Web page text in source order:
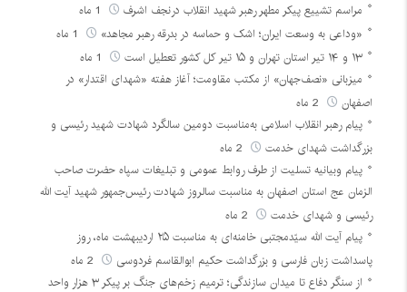
مراسم تشییع پیکر مطهر رهبر شهید انقلاب درنجف اشرف
«وداعی به وسعت ایران؛ اشک و حماسه در بدرقه رهبر مجاهد»
۱۳ و ۱۴ تیر استان تهران و ۱۵ تیر کل کشور تعطیل است
میزبانی «نصف‌جهان» از مکتب مقاومت؛ آغاز هفته «شهدای اقتدار» در
اصفهان
پیام رهبر انقلاب اسلامی به‌مناسبت دومین سالگرد شهادت شهید رئیسی و
بزرگداشت شهدای خدمت
پیام وبیانیه تسلیت از طرف روابط عمومی و تبلیغات سپاه حضرت صاحب
الزمان عج استان اصفهان به مناسبت سالروز شهادت رئیس‌جمهور شهید آیت الله
رئیسی و شهدای خدمت
پیام آیت الله سیّدمجتبی خامنه‌ای به مناسبت ۲۵ اردیبهشت ماه، روز
پاسداشت زبان فارسی و بزرگداشت حکیم ابوالقاسم فردوسی
از سنگر دفاع تا میدان سازندگی؛ ترمیم زخم‌های جنگ بر پیکر ۳ هزار واحد